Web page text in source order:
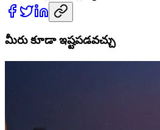
మీరు కూడా ఇష్టపడవచ్చు